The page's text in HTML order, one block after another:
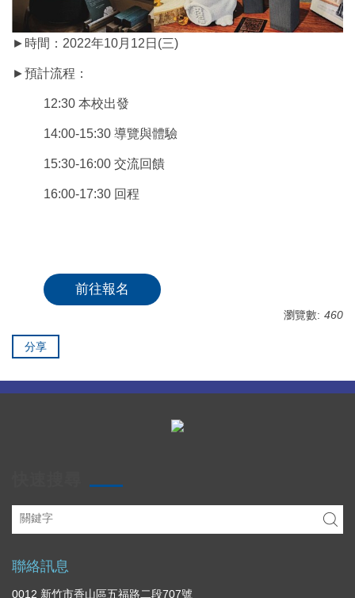
►時間：2022年10月12日(三)
►預計流程：
12:30 本校出發
14:00-15:30 導覽與體驗
15:30-16:00 交流回饋
16:00-17:30 回程
前往報名
瀏覽數: 460
分享
聯絡訊息
0012 新竹市香山區五福路二段707號